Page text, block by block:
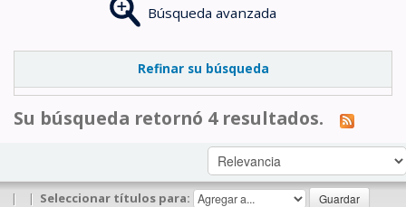
Búsqueda avanzada
Refinar su búsqueda
Su búsqueda retornó 4 resultados.
| | Seleccionar títulos para: